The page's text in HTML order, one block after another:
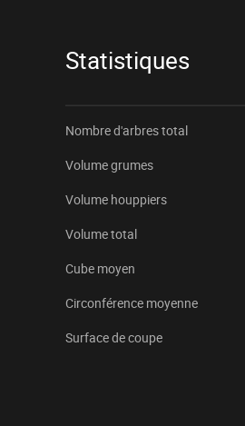
Statistiques
Nombre d'arbres total
Volume grumes
Volume houppiers
Volume total
Cube moyen
Circonférence moyenne
Surface de coupe